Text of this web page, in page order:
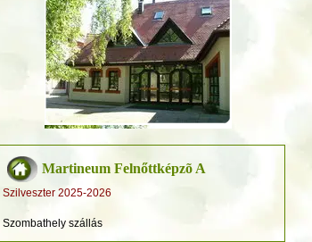
Martineum Felnőttképzõ A
Szilveszter 2025-2026
Szombathely szállás